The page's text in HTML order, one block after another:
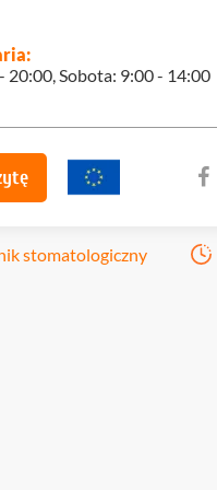
20:00, Sobota: 9:00 - 14:00
stomatologiczny